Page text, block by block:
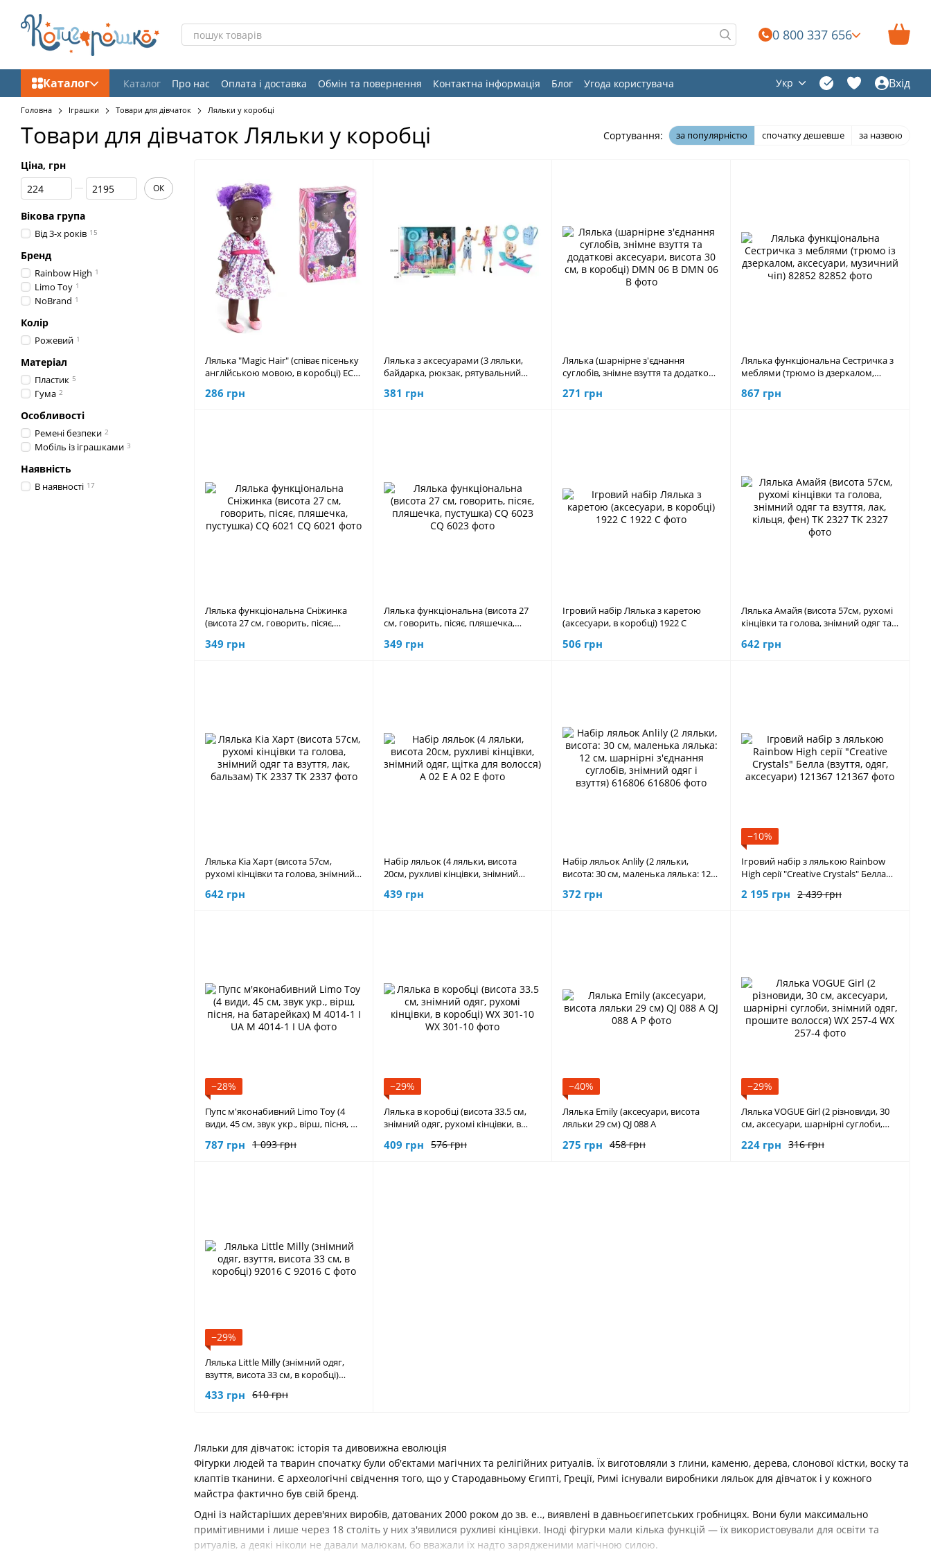
0 800 337 656
Каталог Каталог Про нас Оплата і доставка Обмін та повернення Контактна інформація Блог
Угода користувача
Відгуки про магазин
Укр Вхід
Головна Іграшки Товари для дівчаток Ляльки у коробці
Товари для дівчаток Ляльки у коробці Сортування: за популярністю спочатку дешевше за назвою
Ляльки для дівчаток: історія та дивовижна еволюція
Фігурки людей та тварин спочатку були об'єктами магічних та релігійних ритуалів. Їх виготовляли з глини, каменю, дерева, слонової кістки, воску та
клаптів тканини. Є археологічні свідчення того, що у Стародавньому Єгипті, Греції, Римі існували виробники ляльок для дівчаток і у кожного
майстра фактично був свій бренд.
Одні із найстаріших дерев'яних виробів, датованих 2000 роком до зв. е.., виявлені в давньоєгипетських гробницях. Вони були максимально
примітивними і лише через 18 століть у них з'явилися рухливі кінцівки. Іноді фігурки мали кілька функцій — їх використовували для освіти та
ритуалів, а деякі ніколи не давали малюкам, бо вважали їх надто зарядженими магічною силою.
Лялька "Magic Hair" (співає пісеньку
англійською мовою, в коробці) ECX
286 грн
Лялька з аксесуарами (3 ляльки,
байдарка, рюкзак, рятувальний
381 грн
Лялька (шарнірне з'єднання
суглобів, знімне взуття та додаткові
DMN 06 B
271 грн
Лялька функціональна Сестричка з
меблями (трюмо із дзеркалом,
867 грн
Лялька функціональна Сніжинка
(висота 27 см, говорить, пісяє,
349 грн
Лялька функціональна (висота 27
см, говорить, пісяє, пляшечка,
349 грн
Ігровий набір Лялька з каретою
(аксесуари, в коробці) 1922 C
506 грн
Лялька Амайя (висота 57см, рухомі
кінцівки та голова, знімний одяг та
642 грн
Лялька Кіа Харт (висота 57см,
рухомі кінцівки та голова, знімний
642 грн
Набір ляльок (4 ляльки, висота
20см, рухливі кінцівки, знімний
439 грн
Набір ляльок Anlily (2 ляльки,
висота: 30 см, маленька лялька: 12
знімний одяг і взуття) 616806
372 грн
−10%
Ігровий набір з лялькою Rainbow
High серії "Creative Crystals" Белла
2 439 грн
2 195 грн
−28%
Пупс м'яконабивний Limo Toy (4
види, 45 см, звук укр., вірш, пісня, на
1 093 грн
787 грн
−29%
Лялька в коробці (висота 33.5 см,
знімний одяг, рухомі кінцівки, в
576 грн
409 грн
−40%
Лялька Emily (аксесуари, висота
ляльки 29 см) QJ 088 A
458 грн
275 грн
−29%
Лялька VOGUE Girl (2 різновиди, 30
см, аксесуари, шарнірні суглоби,
257-4
316 грн
224 грн
−29%
Лялька Little Milly (знімний одяг,
взуття, висота 33 см, в коробці)
610 грн
433 грн
Ціна, грн
Від Ціна, грн
До Ціна, грн ОК
Вікова група
Від 3-х років 15
Бренд
Rainbow High 1
Limo Toy 1
NoBrand 1
Колір
Рожевий 1
Матеріал
Пластик 5
Гума 2
Особливості
Ремені безпеки 2
Мобіль із іграшками 3
Наявність
В наявності 17